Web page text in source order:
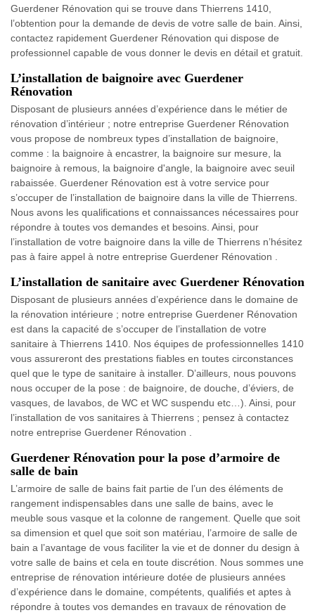
Guerdener Rénovation qui se trouve dans Thierrens 1410,
l’obtention pour la demande de devis de votre salle de bain. Ainsi,
contactez rapidement Guerdener Rénovation qui dispose de
professionnel capable de vous donner le devis en détail et gratuit.
L’installation de baignoire avec Guerdener
Rénovation
Disposant de plusieurs années d’expérience dans le métier de
rénovation d’intérieur ; notre entreprise Guerdener Rénovation
vous propose de nombreux types d’installation de baignoire,
comme : la baignoire à encastrer, la baignoire sur mesure, la
baignoire à remous, la baignoire d'angle, la baignoire avec seuil
rabaissée. Guerdener Rénovation est à votre service pour
s’occuper de l’installation de baignoire dans la ville de Thierrens.
Nous avons les qualifications et connaissances nécessaires pour
répondre à toutes vos demandes et besoins. Ainsi, pour
l’installation de votre baignoire dans la ville de Thierrens n’hésitez
pas à faire appel à notre entreprise Guerdener Rénovation .
L’installation de sanitaire avec Guerdener Rénovation
Disposant de plusieurs années d’expérience dans le domaine de
la rénovation intérieure ; notre entreprise Guerdener Rénovation
est dans la capacité de s’occuper de l’installation de votre
sanitaire à Thierrens 1410. Nos équipes de professionnelles 1410
vous assureront des prestations fiables en toutes circonstances
quel que le type de sanitaire à installer. D’ailleurs, nous pouvons
nous occuper de la pose : de baignoire, de douche, d’éviers, de
vasques, de lavabos, de WC et WC suspendu etc…). Ainsi, pour
l’installation de vos sanitaires à Thierrens ; pensez à contactez
notre entreprise Guerdener Rénovation .
Guerdener Rénovation pour la pose d’armoire de
salle de bain
L’armoire de salle de bains fait partie de l’un des éléments de
rangement indispensables dans une salle de bains, avec le
meuble sous vasque et la colonne de rangement. Quelle que soit
sa dimension et quel que soit son matériau, l’armoire de salle de
bain a l’avantage de vous faciliter la vie et de donner du design à
votre salle de bains et cela en toute discrétion. Nous sommes une
entreprise de rénovation intérieure dotée de plusieurs années
d’expérience dans le domaine, compétents, qualifiés et aptes à
répondre à toutes vos demandes en travaux de rénovation de